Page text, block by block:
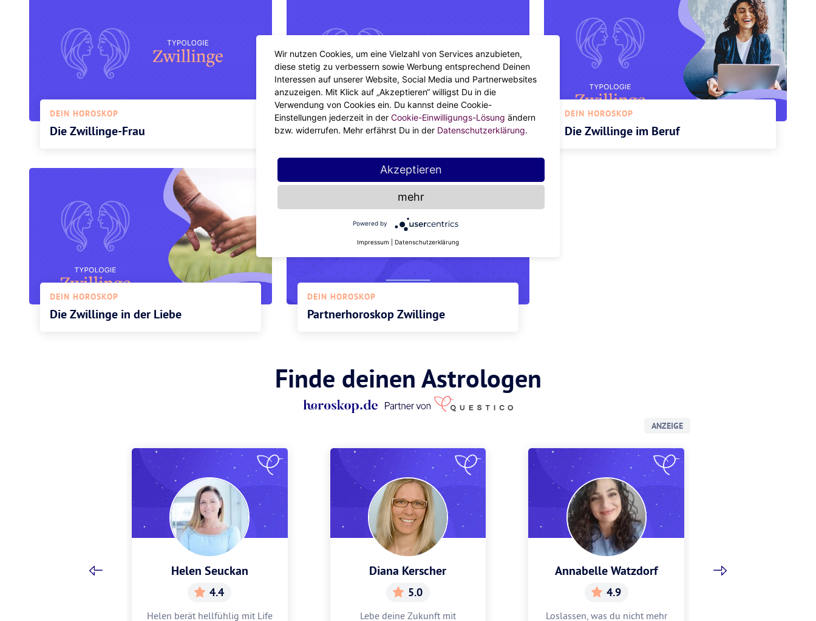
DEIN HOROSKOP
Die Zwillinge-Frau
DEIN HOROSKOP
Der Zwillinge-Mann
DEIN HOROSKOP
Die Zwillinge im Beruf
DEIN HOROSKOP
Die Zwillinge in der Liebe
DEIN HOROSKOP
Partnerhoroskop Zwillinge
Finde deinen Astrologen
ANZEIGE
Helen Seuckan
4.4
Helen berät hellfühlig mit Life
Diana Kerscher
5.0
Lebe deine Zukunft mit
Annabelle Watzdorf
4.9
Loslassen, was du nicht mehr
Wir nutzen Cookies, um eine Vielzahl von Services anzubieten,
diese stetig zu verbessern sowie Werbung entsprechend Deinen
Interessen auf unserer Website, Social Media und Partnerwebsites
anzuzeigen. Mit Klick auf „Akzeptieren“ willigst Du in die
Verwendung von Cookies ein. Du kannst deine Cookie-
Einstellungen jederzeit in der Cookie-Einwilligungs-Lösung ändern
bzw. widerrufen. Mehr erfährst Du in der Datenschutzerklärung.
Akzeptieren
mehr
Powered by
Impressum Datenschutzerklärung